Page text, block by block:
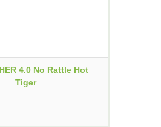
4.0 No Rattle Hot
Tiger